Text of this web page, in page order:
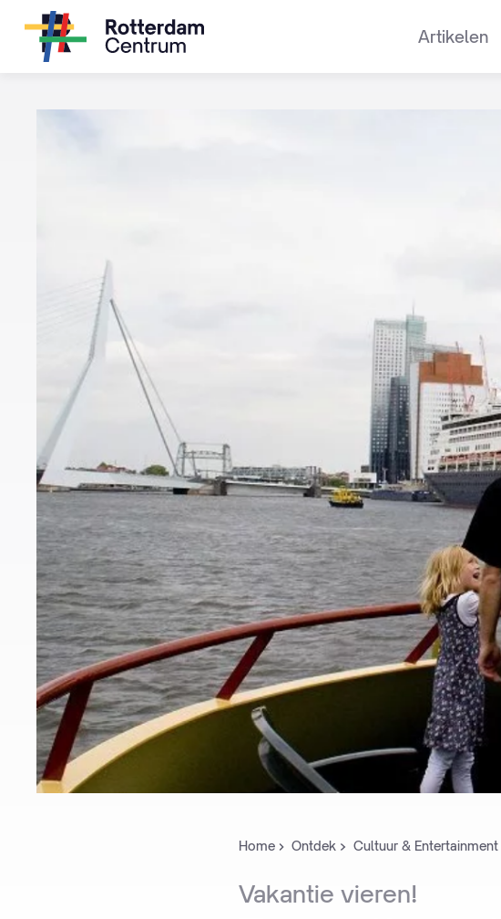
Artikelen
Home Ontdek Cultuur & Entertainment
Vakantie vieren!